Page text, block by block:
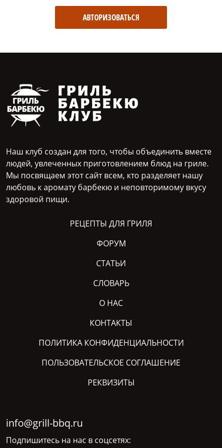
АВТОРИЗОВАТЬСЯ
Наш клуб создан для того, чтобы объединить вместе
людей, увлеченных приготовлением блюд на гриле.
Мы посвящаем этот сайт всем, кто разделяет нашу
любовь к аромату барбекю и неповторимому вкусу
здоровой пищи.
РЕЦЕПТЫ ДЛЯ ГРИЛЯ
ФОРУМ
СТАТЬИ
СЛОВАРЬ
О НАС
КОНТАКТЫ
ПОЛИТИКА КОНФИДЕНЦИАЛЬНОСТИ
ПОЛЬЗОВАТЕЛЬСКОЕ СОГЛАШЕНИЕ
РЕКВИЗИТЫ
info@grill-bbq.ru
Подпишитесь на нас в соцсетях: